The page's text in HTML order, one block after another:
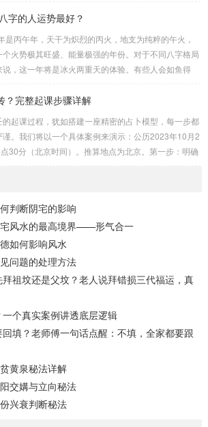
连：位于食指指尖，属水，玄武，主数2、7、8，凶。
于无名指指尖，属金，白虎，主数4、1、2，凶。小
于无名指根部，属木，六合，主数5、3、8，吉。空
于中指根部，属土，勾陈，...
字的人运势最好？
是丙午年，天干为炽烈的丙火，地支为纯粹的午火，
个火势极其旺盛、能量极强的年份。对于不同八字格局
说，这一年将是冰火两重天的体验。有些人会如鱼得
在于平衡与需求八字讲究五行平衡与“喜用神”。喜用
午，是火力全开的一年。因此：八字命局中“喜火”、“用
，等于得到了天地最强能量的帮助，犹如天降神助，
然一飞冲天。八字命局中“忌火”的人...
？完整起课步骤详解
的起课过程，犹如搭建一座精密的占卜模型，每一步都
谨。我们将以一个具体案例来演示：公历2023年10月2
30分（北京时间）。推算地点为北京。第一步：明确
一张空白的天地盘（内含十二地支）、月将、当天日
。第二步：核心步骤——排四课四课是“三传”之母，此
准。1. 定月将（布“天盘”的...
判断阴宅的影响
风水的最高境界——形气合一
如何影响风水
问题的处理方法
拜祖坟还是父坟？老人说拜错损三代福运，真
个真实案例讲透底层逻辑
填？老师傅一句话点醒：不填，全家都要跟
黄泉秘法详解
交媾与立向秘法
兴衰判断秘法